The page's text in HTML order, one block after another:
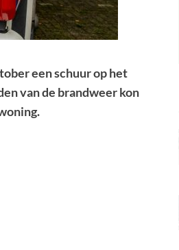
een schuur op het
van de brandweer kon